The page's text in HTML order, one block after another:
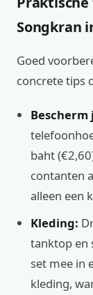
Songkran
Goed
concrete tips
Bescherm
baht
contanten
alleen een
Kleding:
tanktop en
set mee in
kleding,